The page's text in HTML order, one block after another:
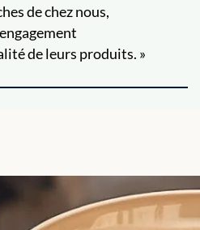
de chez nous,
de leurs produits. »